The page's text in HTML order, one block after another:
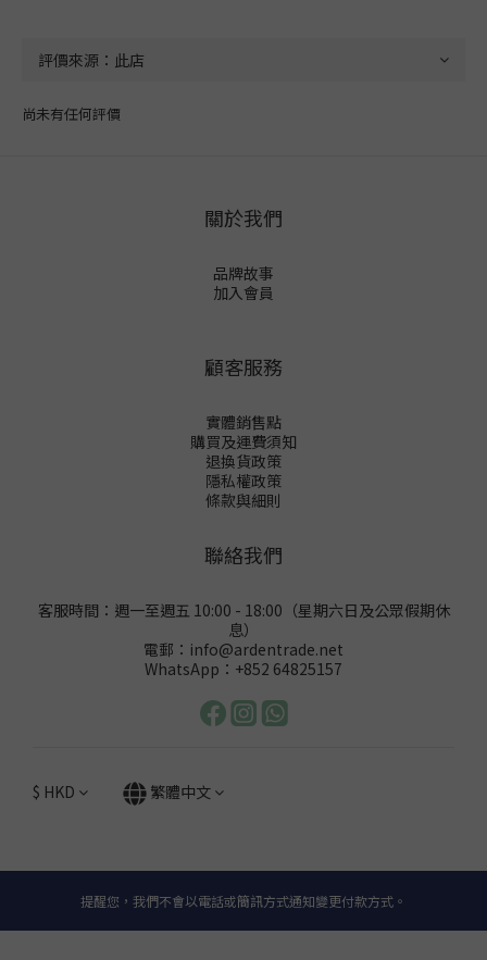
尚未有任何評價
關於我們
品牌故事
加入會員
顧客服務
實體銷售點
購買及運費須知
退換貨政策
隱私權政策
條款與細則
聯絡我們
客服時間：週一至週五 10:00 - 18:00（星期六日及公眾假期休
息）
電郵：info@ardentrade.net
WhatsApp：+852 64825157
$ HKD 繁體中文
提醒您，我們不會以電話或簡訊方式通知變更付款方式。